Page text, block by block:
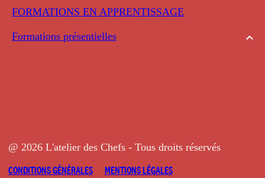
FORMATIONS EN APPRENTISSAGE
Formations présentielles
@ 2026 L'atelier des Chefs - Tous droits réservés
CONDITIONS GÉNÉRALES
MENTIONS LÉGALES